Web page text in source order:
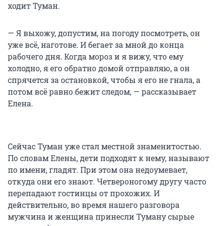
ходит Туман.
— Я выхожу, допустим, на погоду посмотреть, он
уже всё, наготове. И бегает за мной до конца
рабочего дня. Когда мороз и я вижу, что ему
холодно, я его обратно домой отправляю, а он
спрячется за остановкой, чтобы я его не гнала, а
потом всё равно бежит следом, — рассказывает
Елена.
Сейчас Туман уже стал местной знаменитостью.
По словам Елены, дети подходят к нему, называют
по имени, гладят. При этом она недоумевает,
откуда они его знают. Четвероногому другу часто
перепадают гостинцы от прохожих. И
действительно, во время нашего разговора
мужчина и женщина принесли Туману сырые